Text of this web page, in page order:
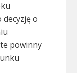
o
powinny